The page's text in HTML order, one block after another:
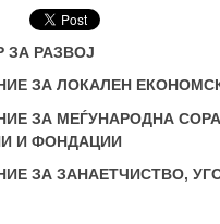
ЗА РАЗВОЈ
ЗА ЛОКАЛЕН
ЗА МЕЃУНАРОДНА
И ФОНДАЦИИ
ЗА ЗАНАЕТЧИСТВО,